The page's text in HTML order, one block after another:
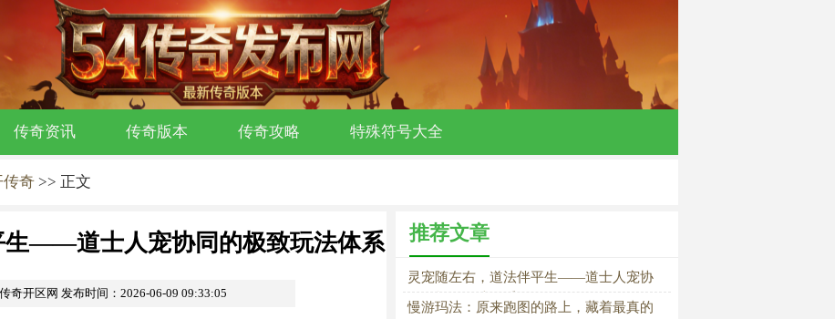
传奇资讯 传奇版本 传奇攻略 特殊符号大全
传奇 >> 正文
生——道士人宠协同的极致玩法体系
奇开区网 发布时间：2026-06-09 09:33:05
推荐文章
灵宠随左右，道法伴平生——道士人宠协
同的极致玩法体系
慢游玛法：原来跑图的路上，藏着最真的